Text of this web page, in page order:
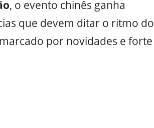
, o evento chinês ganha
que devem ditar o ritmo do
por novidades e forte